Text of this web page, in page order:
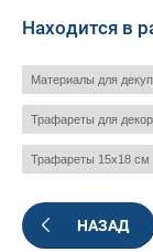
Находится в
Материалы для
Трафареты для
Трафареты 15х18 см
НАЗАД